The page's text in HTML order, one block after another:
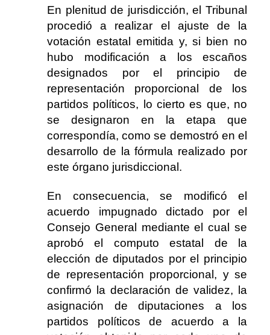
En plenitud de jurisdicción, el Tribunal
procedió a realizar el ajuste de la
votación estatal emitida y, si bien no
hubo modificación a los escaños
designados por el principio de
representación proporcional de los
partidos políticos, lo cierto es que, no
se designaron en la etapa que
correspondía, como se demostró en el
desarrollo de la fórmula realizado por
este órgano jurisdiccional.
En consecuencia, se modificó el
acuerdo impugnado dictado por el
Consejo General mediante el cual se
aprobó el computo estatal de la
elección de diputados por el principio
de representación proporcional, y se
confirmó la declaración de validez, la
asignación de diputaciones a los
partidos políticos de acuerdo a la